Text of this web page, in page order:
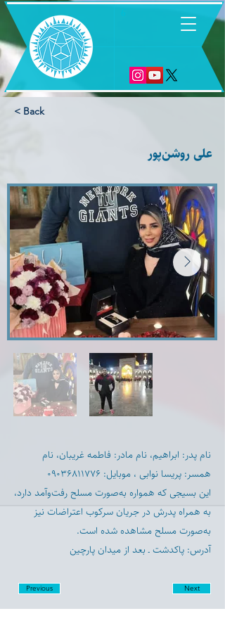
< Back
علی روشن‌پور
نام پدر: ابراهیم، نام مادر: فاطمه غریبان، نام
همسر: پریسا نوابی ، موبایل: ۰۹۰۳۶۸۱۱۷۷۶
این بسیجی که همواره به‌صورت مسلح رفت‌وآمد دارد،
به همراه پدرش در جریان سرکوب اعتراضات نیز
به‌صورت مسلح مشاهده شده است.
آدرس: پاکدشت ـ بعد از میدان پارچین
Previous Next